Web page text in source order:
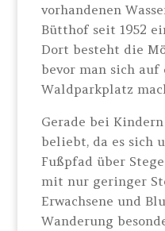
vorhandenen
Bütthof seit 1952
Dort besteht die
bevor man sich auf
Waldparkplatz
Gerade bei
beliebt, da es sich
Fußpfad über
mit nur geringer
Erwachsene und
Wanderung